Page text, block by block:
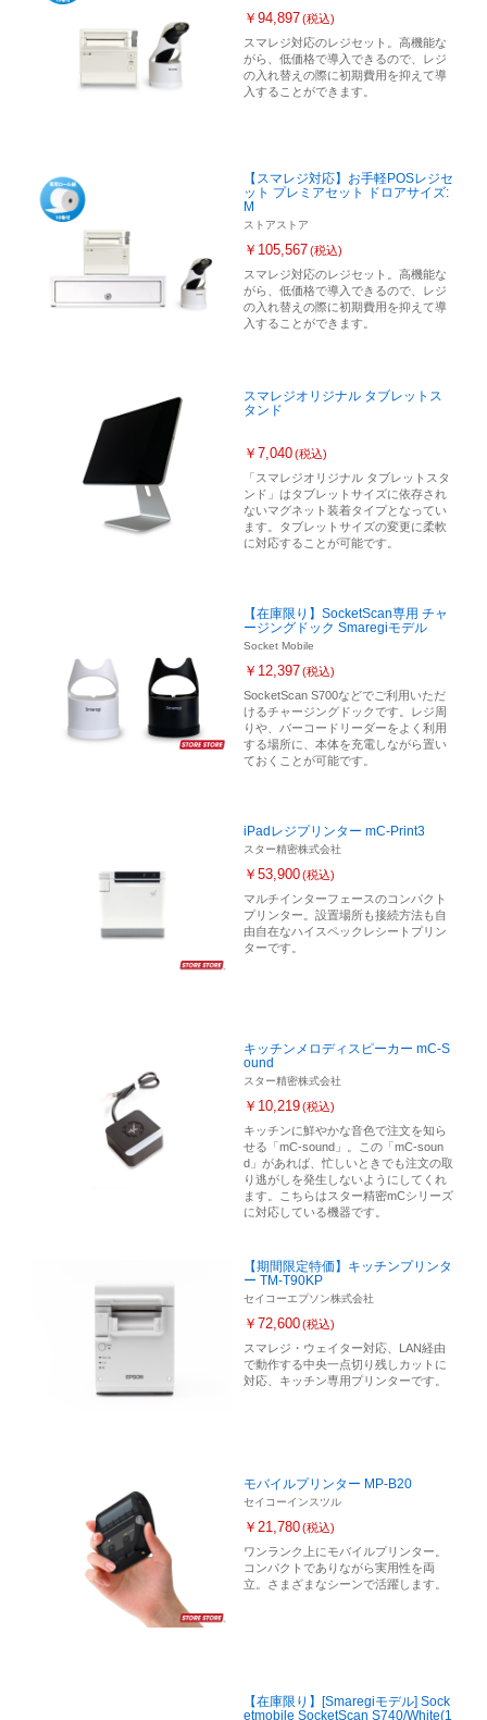
￥94,897(税込)
スマレジ対応のレジセット。高機能な
がら、低価格で導入できるので、レジ
の入れ替えの際に初期費用を抑えて導
入することができます。
【スマレジ対応】お手軽POSレジセ
ット プレミアセット ドロアサイズ:
M
ストアストア
￥105,567(税込)
スマレジ対応のレジセット。高機能な
がら、低価格で導入できるので、レジ
の入れ替えの際に初期費用を抑えて導
入することができます。
スマレジオリジナル タブレットス
タンド
￥7,040(税込)
「スマレジオリジナル タブレットスタ
ンド」はタブレットサイズに依存され
ないマグネット装着タイプとなってい
ます。タブレットサイズの変更に柔軟
に対応することが可能です。
【在庫限り】SocketScan専用 チャ
ージングドック Smaregiモデル
Socket Mobile
￥12,397(税込)
SocketScan S700などでご利用いただ
けるチャージングドックです。レジ周
りや、バーコードリーダーをよく利用
する場所に、本体を充電しながら置い
ておくことが可能です。
iPadレジプリンター mC-Print3
スター精密株式会社
￥53,900(税込)
マルチインターフェースのコンパクト
プリンター。設置場所も接続方法も自
由自在なハイスペックレシートプリン
ターです。
キッチンメロディスピーカー mC-S
ound
スター精密株式会社
￥10,219(税込)
キッチンに鮮やかな音色で注文を知ら
せる「mC-sound」。この「mC-soun
d」があれば、忙しいときでも注文の取
り逃がしを発生しないようにしてくれ
ます。こちらはスター精密mCシリーズ
に対応している機器です。
【期間限定特価】キッチンプリンタ
ー TM-T90KP
セイコーエプソン株式会社
￥72,600(税込)
スマレジ・ウェイター対応、LAN経由
で動作する中央一点切り残しカットに
対応、キッチン専用プリンターです。
モバイルプリンター MP-B20
セイコーインスツル
￥21,780(税込)
ワンランク上にモバイルプリンター。
コンパクトでありながら実用性を両
立。さまざまなシーンで活躍します。
【在庫限り】[Smaregiモデル] Sock
etmobile SocketScan S740/White(1